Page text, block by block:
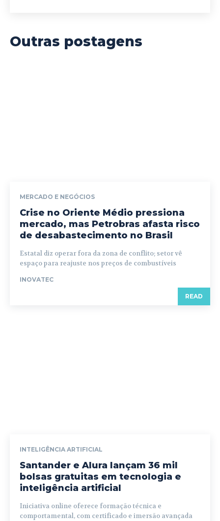
Outras postagens
MERCADO E NEGÓCIOS
Crise no Oriente Médio pressiona
mercado, mas Petrobras afasta risco
de desabastecimento no Brasil
Estatal diz operar fora da zona de conflito; setor vê
espaço para reajuste nos preços de combustíveis
INOVATEC
READ
INTELIGÊNCIA ARTIFICIAL
Santander e Alura lançam 36 mil
bolsas gratuitas em tecnologia e
inteligência artificial
Iniciativa online oferece formação técnica e
comportamental, com certificado e imersão avançada